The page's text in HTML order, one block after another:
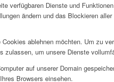
verfügbaren Dienste und
ändern und das Blockieren
ablehnen möchten. Um zu
zulassen, um unsere Dienste
auf unserer Domain
Browsers einsehen.